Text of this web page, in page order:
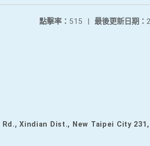
最後更新日期：
點擊率： 515 |
Rd., Xindian Dist., New Taipei City 231,